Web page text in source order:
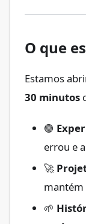
O que
Estamos
30 minutos
🟣
errou e
🚀
mantém
🌱